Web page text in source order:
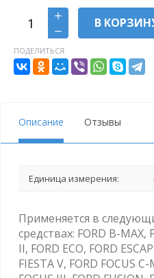
В
ПОДЕЛИТЬСЯ:
Описание Отзывы
Единица измерения:
Применяется в
средствах: FORD B-MAX,
II, FORD ECO, FORD
FIESTA V, FORD FOCUS